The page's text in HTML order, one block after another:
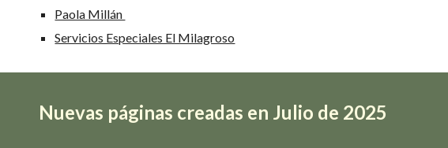
Paola Millán
Servicios Especiales El Milagroso
Nuevas páginas creadas en Julio de 2025